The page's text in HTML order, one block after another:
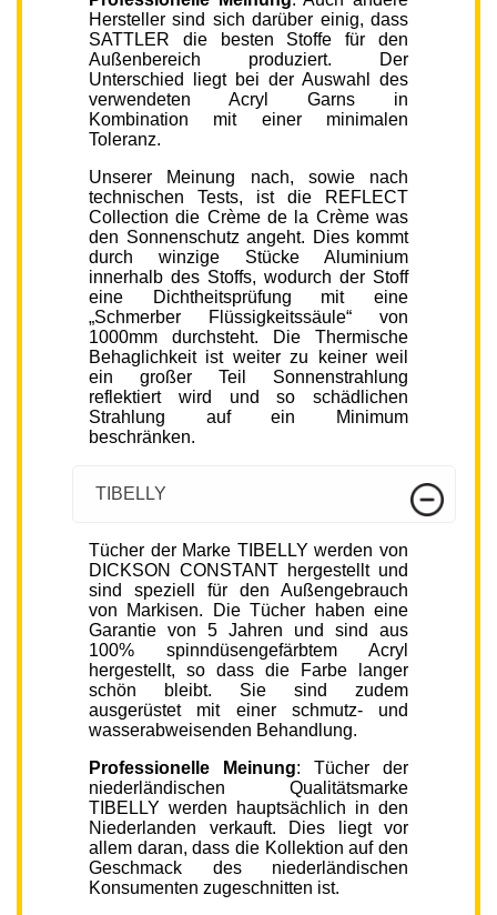
Hersteller sind sich darüber einig, dass
SATTLER die besten Stoffe für den
Außenbereich produziert. Der
Unterschied liegt bei der Auswahl des
verwendeten Acryl Garns in
Kombination mit einer minimalen
Toleranz.
Unserer Meinung nach, sowie nach
technischen Tests, ist die REFLECT
Collection die Crème de la Crème was
den Sonnenschutz angeht. Dies kommt
durch winzige Stücke Aluminium
innerhalb des Stoffs, wodurch der Stoff
eine Dichtheitsprüfung mit eine
„Schmerber Flüssigkeitssäule“ von
1000mm durchsteht. Die Thermische
Behaglichkeit ist weiter zu keiner weil
ein großer Teil Sonnenstrahlung
reflektiert wird und so schädlichen
Strahlung auf ein Minimum
beschränken.
TIBELLY
Tücher der Marke TIBELLY werden von
DICKSON CONSTANT hergestellt und
sind speziell für den Außengebrauch
von Markisen. Die Tücher haben eine
Garantie von 5 Jahren und sind aus
100% spinndüsengefärbtem Acryl
hergestellt, so dass die Farbe langer
schön bleibt. Sie sind zudem
ausgerüstet mit einer schmutz- und
wasserabweisenden Behandlung.
Professionelle Meinung: Tücher der
niederländischen Qualitätsmarke
TIBELLY werden hauptsächlich in den
Niederlanden verkauft. Dies liegt vor
allem daran, dass die Kollektion auf den
Geschmack des niederländischen
Konsumenten zugeschnitten ist.